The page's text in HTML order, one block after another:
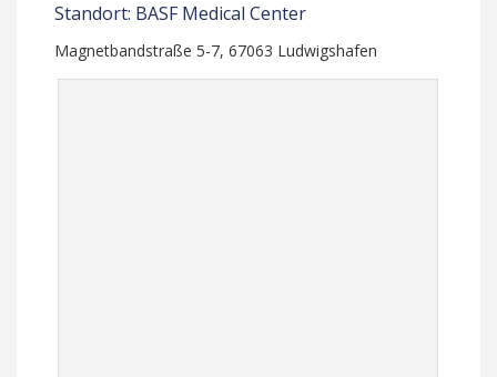
Standort: BASF Medical Center
Magnetbandstraße 5-7, 67063 Ludwigshafen